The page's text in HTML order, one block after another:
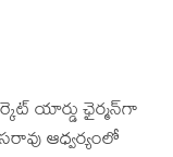
యార్డు ఛైర్మన్‌గా
ఆధ్వర్యంలో